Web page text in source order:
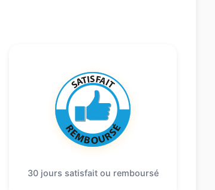
30 jours satisfait ou remboursé